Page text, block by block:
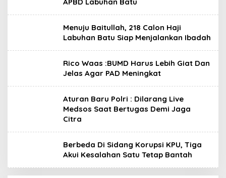
Menuju Baitullah, 218 Calon Haji
Labuhan Batu Siap Menjalankan Ibadah
Rico Waas :BUMD Harus Lebih Giat Dan
Jelas Agar PAD Meningkat
Aturan Baru Polri : Dilarang Live
Medsos Saat Bertugas Demi Jaga
Citra
Berbeda Di Sidang Korupsi KPU, Tiga
Akui Kesalahan Satu Tetap Bantah